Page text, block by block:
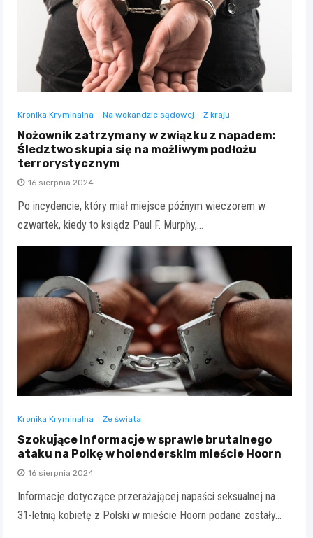
Kronika Kryminalna Na wokandzie sądowej Z kraju
Nożownik zatrzymany w związku z napadem:
Śledztwo skupia się na możliwym podłożu
terrorystycznym
16 sierpnia 2024
Po incydencie, który miał miejsce późnym wieczorem w
czwartek, kiedy to ksiądz Paul F. Murphy,…
Kronika Kryminalna Ze świata
Szokujące informacje w sprawie brutalnego
ataku na Polkę w holenderskim mieście Hoorn
16 sierpnia 2024
Informacje dotyczące przerażającej napaści seksualnej na
31-letnią kobietę z Polski w mieście Hoorn podane zostały…